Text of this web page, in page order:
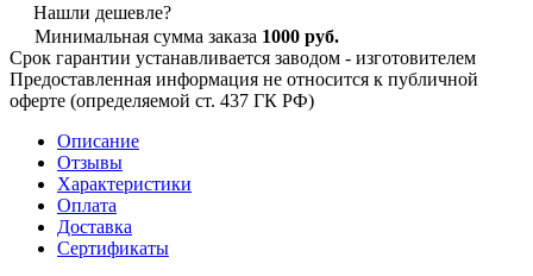
Нашли дешевле?
Минимальная сумма заказа 1000 руб.
Срок гарантии устанавливается заводом - изготовителем
Предоставленная информация не относится к публичной
оферте (определяемой ст. 437 ГК РФ)
Описание
Отзывы
Характеристики
Оплата
Доставка
Сертификаты